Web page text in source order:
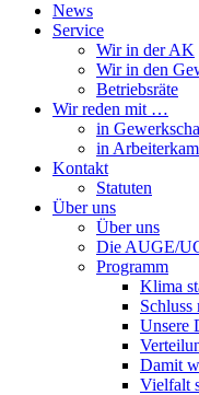
News
Service
Wir in der AK
Wir in den
Betriebsräte
Wir reden mit …
in
in
Kontakt
Statuten
Über uns
Über uns
Die AUGE/
Programm
Klima
Schluss
Unsere
Damit
Vielfalt